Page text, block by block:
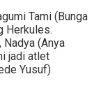
Tami (Bunga
Herkules.
Nadya (Anya
jadi atlet
Yusuf)